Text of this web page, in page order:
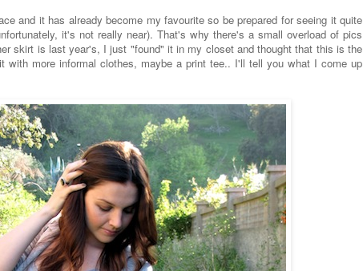
and it has already become my favourite so be prepared for seeing it quite
it's not really near). That's why there's a small overload of pics
skirt is last year's, I just "found" it in my closet and thought that this is the
more informal clothes, maybe a print tee.. I'll tell you what I come up